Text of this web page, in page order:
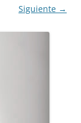
Siguiente →